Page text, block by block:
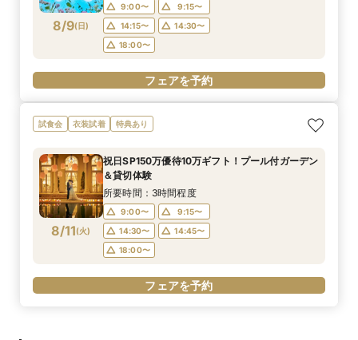
8/9(日)
9:00〜
9:15〜
14:15〜
14:30〜
18:00〜
フェアを予約
試食会 衣装試着 特典あり
8/11(火)
祝日SP150万優待10万ギフト！プール付ガーデン
＆貸切体験
所要時間：3時間程度
9:00〜
9:15〜
14:30〜
14:45〜
18:00〜
フェアを予約